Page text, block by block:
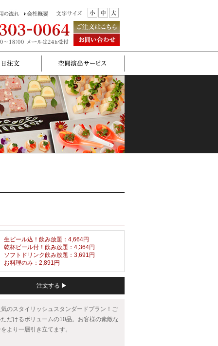
生ビール込！飲み放題：4,664円
乾杯ビール付！飲み放題：4,364円
ソフトドリンク飲み放題：3,691円
お料理のみ：2,891円
注文する ▶
のスタイリッシュスタンダードプラン！ご
だけるボリュームの10品。お客様の素敵な
より一層引き立てます。